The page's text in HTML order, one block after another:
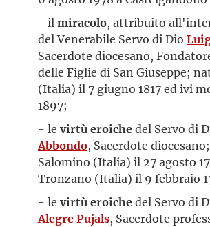
- il miracolo, attribuito
del Venerabile Servo di Dio
Sacerdote diocesano,
delle Figlie di San Giuseppe;
(Italia) il 7 giugno 1817 ed ivi
1897;
- le virtù eroichedel Servo di
Abbondo, Sacerdote
Salomino (Italia) il 27 agosto
Tronzano (Italia) il 9 febbraio
- le virtù eroichedel Servo di
Alegre Pujals, Sacerdote